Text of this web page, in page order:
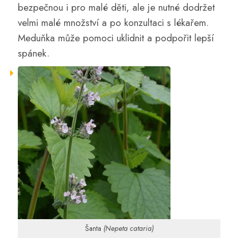
bezpečnou i pro malé děti, ale je nutné dodržet
velmi malé množství a po konzultaci s lékařem.
Meduňka může pomoci uklidnit a podpořit lepší
spánek.
Šanta (Nepeta cataria)